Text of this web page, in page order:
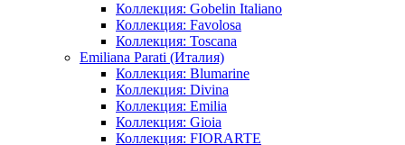
Коллекция: Gobelin Italiano
Коллекция: Favolosa
Коллекция: Toscana
Emiliana Parati (Италия)
Коллекция: Blumarine
Коллекция: Divina
Коллекция: Emilia
Коллекция: Gioia
Коллекция: FIORARTE